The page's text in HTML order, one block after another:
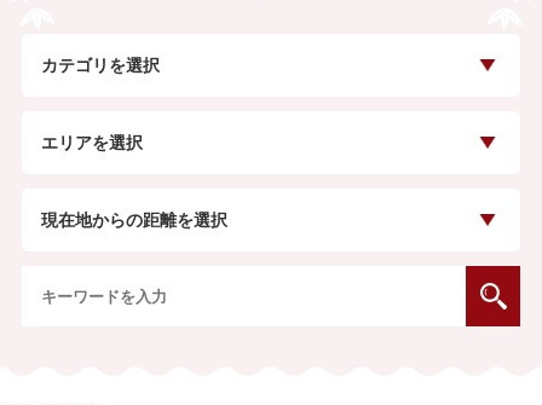
カテゴリを選択
エリアを選択
現在地からの距離を選択